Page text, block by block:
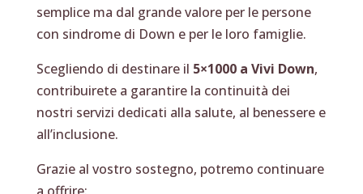
semplice ma dal grande valore per le persone
con sindrome di Down e per le loro famiglie.
Scegliendo di destinare il 5×1000 a Vivi Down,
contribuirete a garantire la continuità dei
nostri servizi dedicati alla salute, al benessere e
all’inclusione.
Grazie al vostro sostegno, potremo continuare
a offrire: